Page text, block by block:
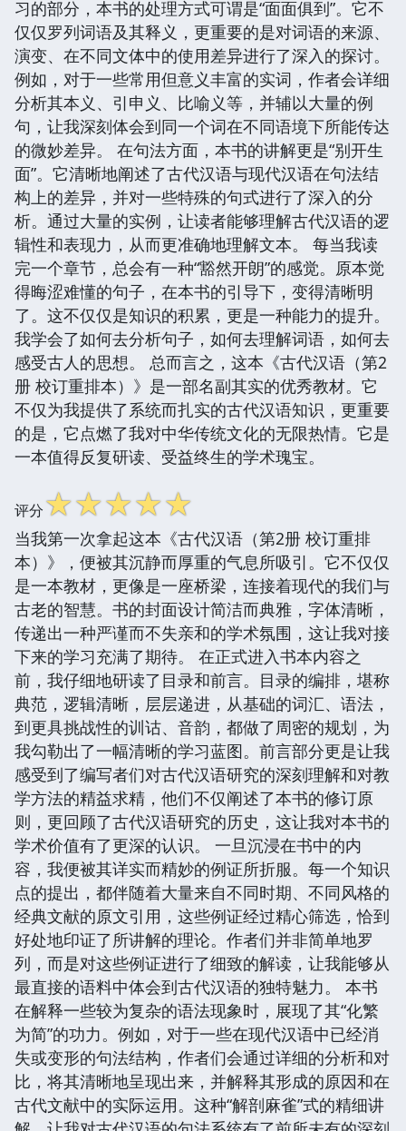
习的部分，本书的处理方式可谓是“面面俱到”。它不
仅仅罗列词语及其释义，更重要的是对词语的来源、
演变、在不同文体中的使用差异进行了深入的探讨。
例如，对于一些常用但意义丰富的实词，作者会详细
分析其本义、引申义、比喻义等，并辅以大量的例
句，让我深刻体会到同一个词在不同语境下所能传达
的微妙差异。 在句法方面，本书的讲解更是“别开生
面”。它清晰地阐述了古代汉语与现代汉语在句法结
构上的差异，并对一些特殊的句式进行了深入的分
析。通过大量的实例，让读者能够理解古代汉语的逻
辑性和表现力，从而更准确地理解文本。 每当我读
完一个章节，总会有一种“豁然开朗”的感觉。原本觉
得晦涩难懂的句子，在本书的引导下，变得清晰明
了。这不仅仅是知识的积累，更是一种能力的提升。
我学会了如何去分析句子，如何去理解词语，如何去
感受古人的思想。 总而言之，这本《古代汉语（第2
册 校订重排本）》是一部名副其实的优秀教材。它
不仅为我提供了系统而扎实的古代汉语知识，更重要
的是，它点燃了我对中华传统文化的无限热情。它是
一本值得反复研读、受益终生的学术瑰宝。
评分☆☆☆☆☆
当我第一次拿起这本《古代汉语（第2册 校订重排
本）》，便被其沉静而厚重的气息所吸引。它不仅仅
是一本教材，更像是一座桥梁，连接着现代的我们与
古老的智慧。书的封面设计简洁而典雅，字体清晰，
传递出一种严谨而不失亲和的学术氛围，这让我对接
下来的学习充满了期待。 在正式进入书本内容之
前，我仔细地研读了目录和前言。目录的编排，堪称
典范，逻辑清晰，层层递进，从基础的词汇、语法，
到更具挑战性的训诂、音韵，都做了周密的规划，为
我勾勒出了一幅清晰的学习蓝图。前言部分更是让我
感受到了编写者们对古代汉语研究的深刻理解和对教
学方法的精益求精，他们不仅阐述了本书的修订原
则，更回顾了古代汉语研究的历史，这让我对本书的
学术价值有了更深的认识。 一旦沉浸在书中的内
容，我便被其详实而精妙的例证所折服。每一个知识
点的提出，都伴随着大量来自不同时期、不同风格的
经典文献的原文引用，这些例证经过精心筛选，恰到
好处地印证了所讲解的理论。作者们并非简单地罗
列，而是对这些例证进行了细致的解读，让我能够从
最直接的语料中体会到古代汉语的独特魅力。 本书
在解释一些较为复杂的语法现象时，展现了其“化繁
为简”的功力。例如，对于一些在现代汉语中已经消
失或变形的句法结构，作者们会通过详细的分析和对
比，将其清晰地呈现出来，并解释其形成的原因和在
古代文献中的实际运用。这种“解剖麻雀”式的精细讲